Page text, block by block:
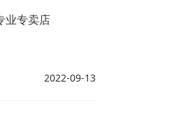
业专卖店
2022-09-13